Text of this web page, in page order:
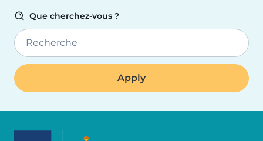
Que cherchez-vous ?
Recherche